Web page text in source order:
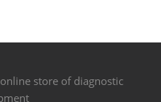
store of diagnostic